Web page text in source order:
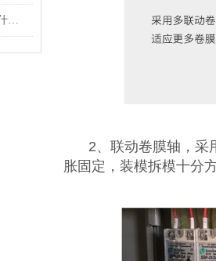
下走膜包装机八大产品特点分别是什么？
2、联动卷膜轴，采
胀固定，装模拆模十分方